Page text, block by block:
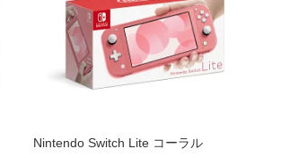
Nintendo Switch Lite コーラル